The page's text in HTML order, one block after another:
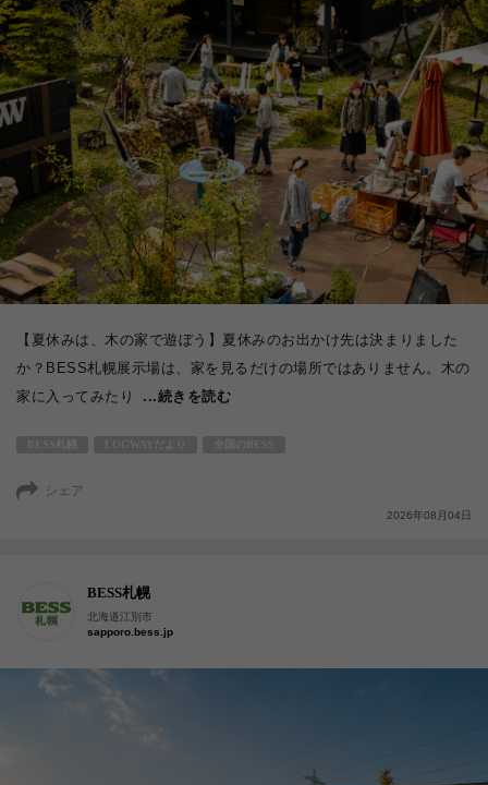
【夏休みは、木の家で遊ぼう】夏休みのお出かけ先は決まりました
か？BESS札幌展示場は、家を見るだけの場所ではありません。木の
家に入ってみたり
...続きを読む
シェア
2026年08月04日
BESS札幌
北海道江別市
sapporo.bess.jp